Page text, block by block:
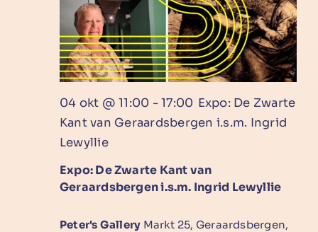
Expo: De Zwarte Kant van
Geraardsbergen i.s.m. Ingrid Lewyllie
04 okt @ 11:00 -17:00 Expo: De Zwarte
Kant van Geraardsbergen i.s.m. Ingrid
Lewyllie
Peter's Gallery Markt 25, Geraardsbergen,